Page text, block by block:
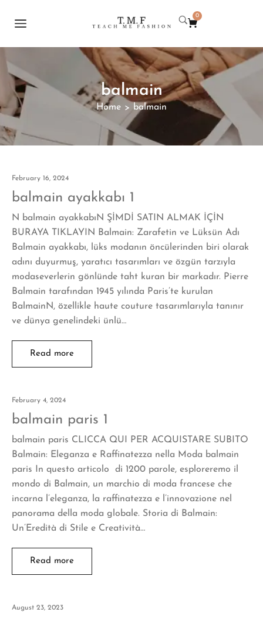
0
balmain
Home > balmain
February 16, 2024
balmain ayakkabı 1
N balmain ayakkabıN ŞİMDİ SATIN ALMAK İÇİN
BURAYA TIKLAYIN Balmain: Zarafetin ve Lüksün Adı
Balmain ayakkabı, lüks modanın öncülerinden biri olarak
adını duyurmuş, yaratıcı tasarımları ve özgün tarzıyla
modaseverlerin gönlünde taht kuran bir markadır. Pierre
Balmain tarafından 1945 yılında Paris’te kurulan
BalmainN, özellikle haute couture tasarımlarıyla tanınır
ve dünya genelindeki ünlü…
Read more
February 4, 2024
balmain paris 1
balmain paris CLICCA QUI PER ACQUISTARE SUBITO
Balmain: Eleganza e Raffinatezza nella Moda balmain
paris In questo articolo di 1200 parole, esploreremo il
mondo di Balmain, un marchio di moda francese che
incarna l’eleganza, la raffinatezza e l’innovazione nel
panorama della moda globale. Storia di Balmain:
Un’Eredità di Stile e Creatività…
Read more
August 23, 2023